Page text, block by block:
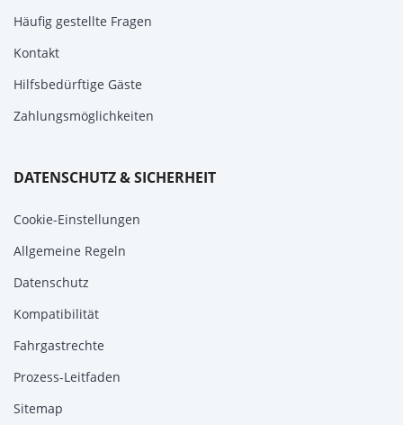
Häufig gestellte Fragen
Kontakt
Hilfsbedürftige Gäste
Zahlungsmöglichkeiten
DATENSCHUTZ & SICHERHEIT
Cookie-Einstellungen
Allgemeine Regeln
Datenschutz
Kompatibilität
Fahrgastrechte
Prozess-Leitfaden
Sitemap